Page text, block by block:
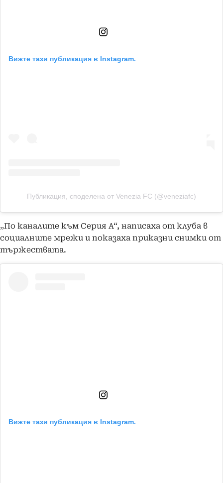
Вижте тази публикация в Instagram.
Публикация, споделена от Venezia FC (@veneziafc)
„По каналите към Серия А“, написаха от клуба в
социалните мрежи и показаха приказни снимки от
тържествата.
Вижте тази публикация в Instagram.